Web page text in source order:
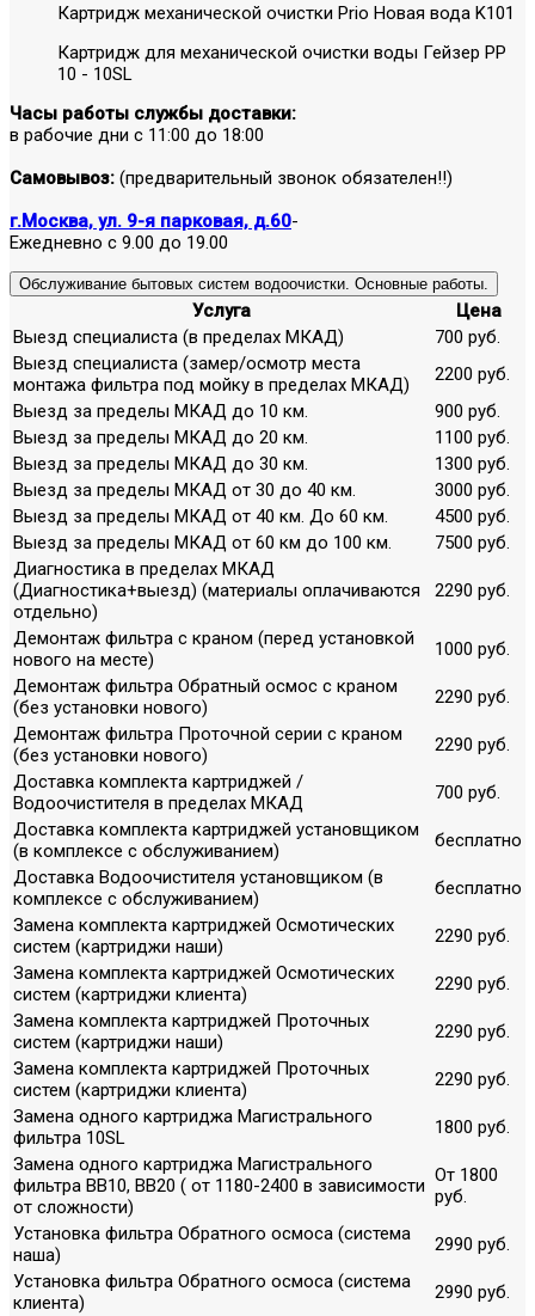
Картридж механической очистки Prio Новая вода K101
Картридж для механической очистки воды Гейзер PP
10 - 10SL
Часы работы службы доставки:
в рабочие дни с 11:00 до 18:00
Самовывоз: (предварительный звонок обязателен!!)
г.Москва, ул. 9-я парковая, д.60-
Ежедневно с 9.00 до 19.00
Обслуживание бытовых систем водоочистки. Основные работы.
Услуга
Цена
Выезд специалиста (в пределах МКАД)
700 руб.
Выезд специалиста (замер/осмотр места
монтажа фильтра под мойку в пределах МКАД)
2200 руб.
Выезд за пределы МКАД до 10 км.
900 руб.
Выезд за пределы МКАД до 20 км.
1100 руб.
Выезд за пределы МКАД до 30 км.
1300 руб.
Выезд за пределы МКАД от 30 до 40 км.
3000 руб.
Выезд за пределы МКАД от 40 км. До 60 км.
4500 руб.
Выезд за пределы МКАД от 60 км до 100 км.
7500 руб.
Диагностика в пределах МКАД
(Диагностика+выезд) (материалы оплачиваются
отдельно)
2290 руб.
Демонтаж фильтра с краном (перед установкой
нового на месте)
1000 руб.
Демонтаж фильтра Обратный осмос с краном
(без установки нового)
2290 руб.
Демонтаж фильтра Проточной серии с краном
(без установки нового)
2290 руб.
Доставка комплекта картриджей /
Водоочистителя в пределах МКАД
700 руб.
Доставка комплекта картриджей установщиком
(в комплексе с обслуживанием)
бесплатно
Доставка Водоочистителя установщиком (в
комплексе с обслуживанием)
бесплатно
Замена комплекта картриджей Осмотических
систем (картриджи наши)
2290 руб.
Замена комплекта картриджей Осмотических
систем (картриджи клиента)
2290 руб.
Замена комплекта картриджей Проточных
систем (картриджи наши)
2290 руб.
Замена комплекта картриджей Проточных
систем (картриджи клиента)
2290 руб.
Замена одного картриджа Магистрального
фильтра 10SL
1800 руб.
Замена одного картриджа Магистрального
фильтра ВВ10, ВВ20 ( от 1180-2400 в зависимости
от сложности)
От 1800
руб.
Установка фильтра Обратного осмоса (система
наша)
2990 руб.
Установка фильтра Обратного осмоса (система
клиента)
2990 руб.